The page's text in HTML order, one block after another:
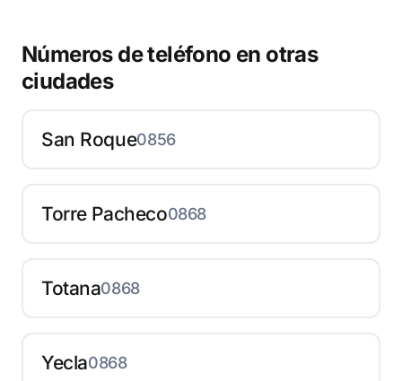
Números de teléfono en otras
ciudades
San Roque0856
Torre Pacheco0868
Totana0868
Yecla0868